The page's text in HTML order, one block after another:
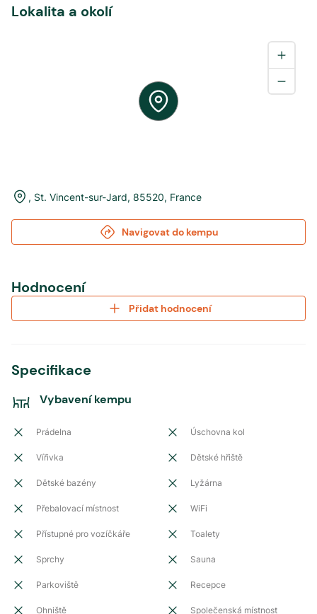
Lokalita a okolí
, St. Vincent-sur-Jard, 85520, France
Navigovat do kempu
Hodnocení
Přidat hodnocení
Specifikace
Vybavení kempu
Prádelna Úschovna kol
Vířivka Dětské hřiště
Dětské bazény Lyžárna
Přebalovací místnost WiFi
Přístupné pro vozíčkáře Toalety
Sprchy Sauna
Parkoviště Recepce
Ohniště Společenská místnost